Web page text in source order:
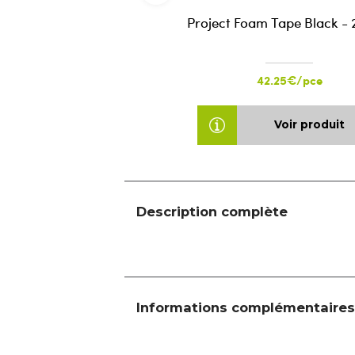
Project Foam Tape Black -
42.25€/pce
Voir produit
Description complète
Informations complémentaires